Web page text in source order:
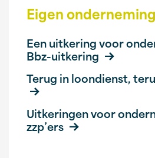
Eigen onderneming
Een uitkering voor
Bbz-uitkering
Terug in loondienst,
Uitkeringen voor
zzp’ers